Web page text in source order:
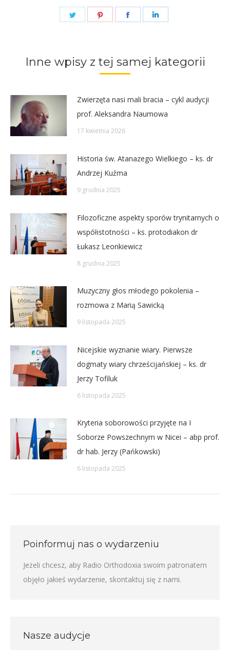
Share
Share
Share
Inne wpisy z tej samej kategorii
Zwierzęta nasi mali bracia – cykl audycji
prof. Aleksandra Naumowa
17 kwietnia 2026
Historia św. Atanazego Wielkiego – ks. dr
Andrzej Kuźma
9 grudnia 2025
Filozoficzne aspekty sporów trynitarnych o
współistotności – ks. protodiakon dr
Łukasz Leonkiewicz
8 grudnia 2025
Muzyczny głos młodego pokolenia –
rozmowa z Marią Sawicką
9 listopada 2025
Nicejskie wyznanie wiary. Pierwsze
dogmaty wiary chrześcijańskiej – ks. dr
Jerzy Tofiluk
6 listopada 2025
Kryteria soborowości przyjęte na I
Soborze Powszechnym w Nicei – abp prof.
dr hab. Jerzy (Pańkowski)
6 listopada 2025
Poinformuj nas o wydarzeniu
Jeżeli chcesz, aby Radio Orthodoxia swoim patronatem
objęło jakieś wydarzenie, skontaktuj się z nami.
Nasze audycje